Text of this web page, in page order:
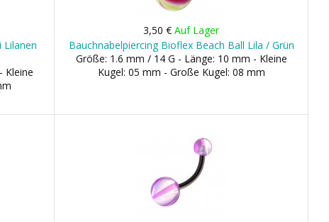
Lilanen
Kleine
3,50 €Auf Lager
Bauchnabelpiercing Bioflex Beach Ball Lila / Grün
Größe: 1.6 mm / 14 G - Länge: 10 mm - Kleine
Kugel: 05 mm - Große Kugel: 08 mm